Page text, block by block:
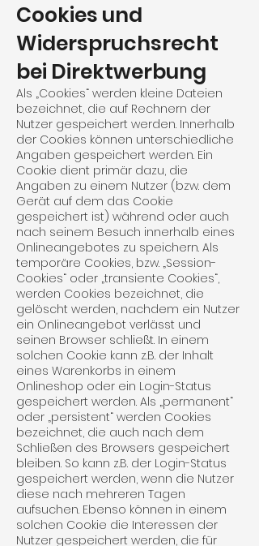
Cookies und
Widerspruchsrecht
bei Direktwerbung
Als „Cookies“ werden kleine Dateien
bezeichnet, die auf Rechnern der
Nutzer gespeichert werden. Innerhalb
der Cookies können unterschiedliche
Angaben gespeichert werden. Ein
Cookie dient primär dazu, die
Angaben zu einem Nutzer (bzw. dem
Gerät auf dem das Cookie
gespeichert ist) während oder auch
nach seinem Besuch innerhalb eines
Onlineangebotes zu speichern. Als
temporäre Cookies, bzw. „Session-
Cookies“ oder „transiente Cookies“,
werden Cookies bezeichnet, die
gelöscht werden, nachdem ein Nutzer
ein Onlineangebot verlässt und
seinen Browser schließt. In einem
solchen Cookie kann z.B. der Inhalt
eines Warenkorbs in einem
Onlineshop oder ein Login-Status
gespeichert werden. Als „permanent“
oder „persistent“ werden Cookies
bezeichnet, die auch nach dem
Schließen des Browsers gespeichert
bleiben. So kann z.B. der Login-Status
gespeichert werden, wenn die Nutzer
diese nach mehreren Tagen
aufsuchen. Ebenso können in einem
solchen Cookie die Interessen der
Nutzer gespeichert werden, die für